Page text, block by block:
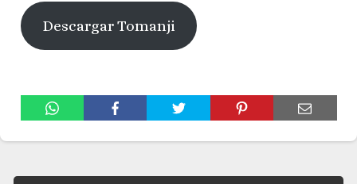
Descargar Tomanji